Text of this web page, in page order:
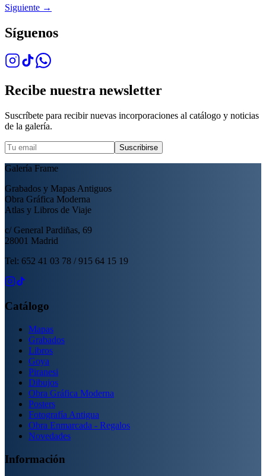
Siguiente →
Síguenos
Recibe nuestra newsletter
Suscríbete para recibir nuevas incorporaciones al catálogo y noticias
de la galería.
Suscribirse
Galería Frame
Grabados y Mapas Antiguos
Obra Gráfica Moderna
Atlas y Libros de Viaje
c/ General Pardiñas, 69
28001 Madrid
Tel: 652 41 03 78 / 915 64 15 19
Catálogo
Mapas
Grabados
Libros
Goya
Piranesi
Dibujos
Obra Gráfica Moderna
Posters
Fotografía Antigua
Obra Enmarcada - Regalos
Novedades
Información